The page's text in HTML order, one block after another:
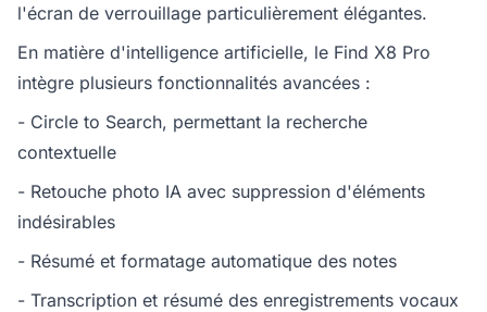
l'écran de verrouillage particulièrement élégantes.
En matière d'intelligence artificielle, le Find X8 Pro
intègre plusieurs fonctionnalités avancées :
- Circle to Search, permettant la recherche
contextuelle
- Retouche photo IA avec suppression d'éléments
indésirables
- Résumé et formatage automatique des notes
- Transcription et résumé des enregistrements vocaux